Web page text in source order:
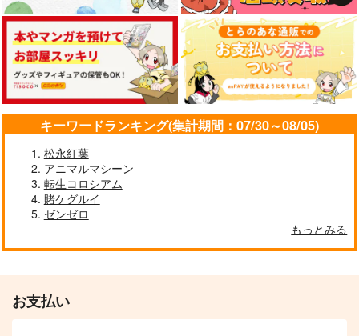
探偵モンテ・クリスト
完全幻覚本
Owen
藤丸立香
LACKGAKIBOX2025
藤堂平助
一文字則宗
東方スライドキーホル
ダー 霧雨魔理沙
AbsoluteZero
990円（税込）
霧雨魔理沙
作品詳細
FGO Illustrations 9
ReDrop
1,210円（税込）
カーマ
FGO Illustrations 11
ReDrop
1,320円（税込）
キーワードランキング(集計期間：07/30～08/05)
松永紅葉
アニマルマシーン
転生コロシアム
賭ケグルイ
ゼンゼロ
もっとみる
お支払い